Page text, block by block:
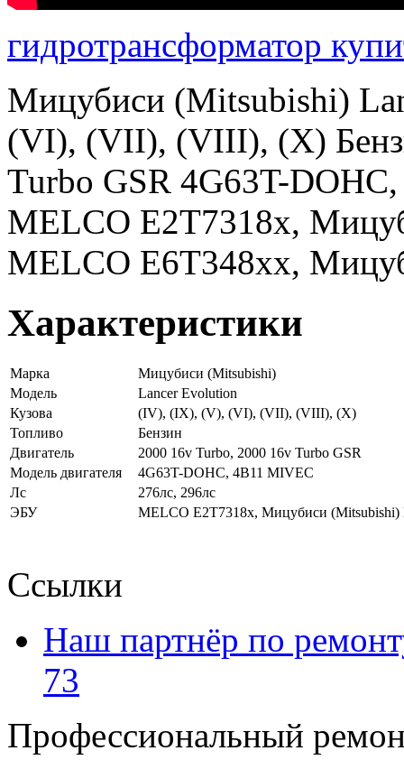
гидротрансформатор
Мицубиси (Mitsubishi)
(VI), (VII), (VIII), (X)
Turbo GSR 4G63T-
MELCO E2T7318x,
MELCO E6T348xx,
Характеристики
Марка
Мицубиси (Mitsubishi)
Модель
Lancer Evolution
Кузова
(IV), (IX), (V), (VI), (VII), (VIII), (X)
Топливо
Бензин
Двигатель
2000 16v Turbo, 2000 16v Turbo GSR
Модель двигателя
4G63T-DOHC, 4B11 MIVEC
Лс
276лс, 296лс
ЭБУ
MELCO E2T7318x, Мицубиси
Ссылки
Наш партнёр по
73
Профессиональный